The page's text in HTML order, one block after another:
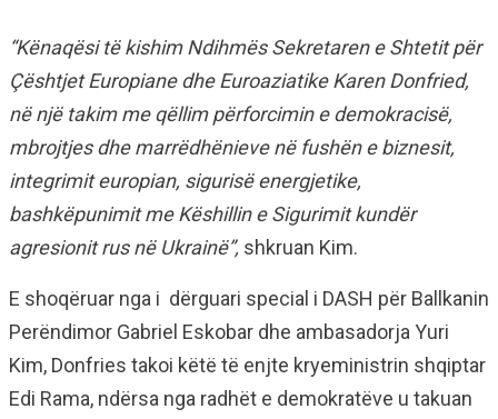
“Kënaqësi të kishim Ndihmës Sekretaren e Shtetit për
Çështjet Europiane dhe Euroaziatike Karen Donfried,
në një takim me qëllim përforcimin e demokracisë,
mbrojtjes dhe marrëdhënieve në fushën e biznesit,
integrimit europian, sigurisë energjetike,
bashkëpunimit me Këshillin e Sigurimit kundër
agresionit rus në Ukrainë”, shkruan Kim.
E shoqëruar nga i dërguari special i DASH për Ballkanin
Perëndimor Gabriel Eskobar dhe ambasadorja Yuri
Kim, Donfries takoi këtë të enjte kryeministrin shqiptar
Edi Rama, ndërsa nga radhët e demokratëve u takuan